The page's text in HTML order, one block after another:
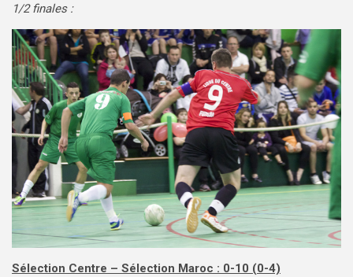
1/2 finales :
Sélection Centre – Sélection Maroc : 0-10 (0-4)